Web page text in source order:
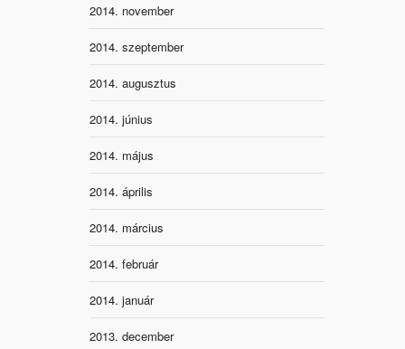
2014. november
2014. szeptember
2014. augusztus
2014. június
2014. május
2014. április
2014. március
2014. február
2014. január
2013. december